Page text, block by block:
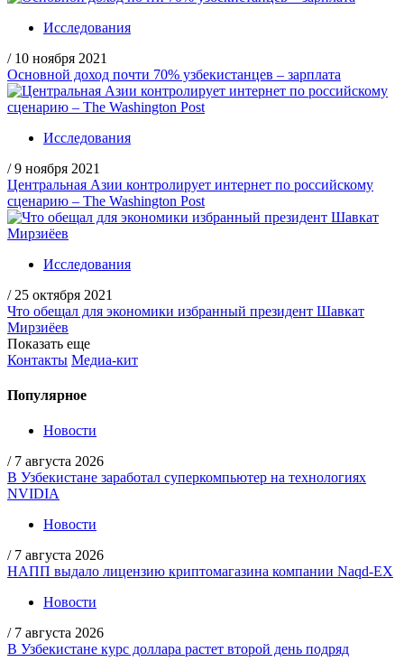
Исследования
/ 10 ноября 2021
Основной доход почти 70% узбекистанцев – зарплата
Исследования
/ 9 ноября 2021
Центральная Азии контролирует интернет по российскому
сценарию – The Washington Post
Исследования
/ 25 октября 2021
Что обещал для экономики избранный президент Шавкат
Мирзиёев
Показать еще
Контакты Медиа-кит
Популярное
Новости
/ 7 августа 2026
В Узбекистане заработал суперкомпьютер на технологиях
NVIDIA
Новости
/ 7 августа 2026
НАПП выдало лицензию криптомагазина компании Naqd-EX
Новости
/ 7 августа 2026
В Узбекистане курс доллара растет второй день подряд